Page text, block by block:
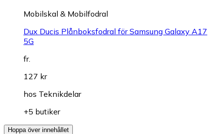
Mobilskal & Mobilfodral
Dux Ducis Plånboksfodral för Samsung Galaxy A17
5G
fr.
127 kr
hos Teknikdelar
+5 butiker
Hoppa över innehållet